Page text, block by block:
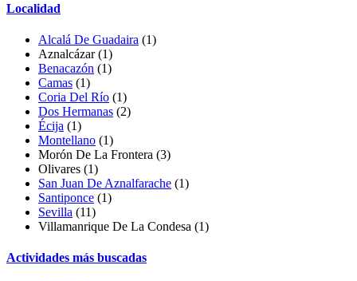
Localidad
Alcalá De Guadaira (1)
Aznalcázar(1)
Benacazón (1)
Camas (1)
Coria Del Río (1)
Dos Hermanas (2)
Écija (1)
Montellano (1)
Morón De La Frontera (3)
Olivares (1)
San Juan De Aznalfarache (1)
Santiponce (1)
Sevilla (11)
Villamanrique De La Condesa (1)
Actividades más buscadas